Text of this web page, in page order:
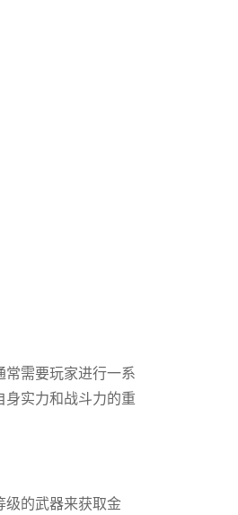
需要玩家进行一系
身实力和战斗力的重
级的武器来获取金